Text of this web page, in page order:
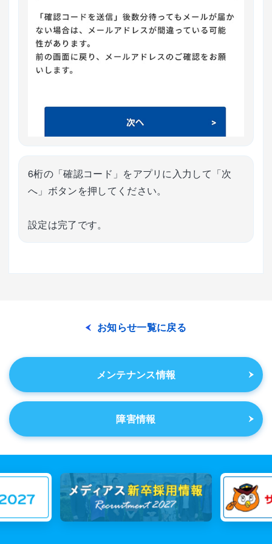
6桁の「確認コード」をアプリに入力して「次
へ」ボタンを押してください。
設定は完了です。
お知らせ一覧に戻る
メンテナンス情報
障害情報